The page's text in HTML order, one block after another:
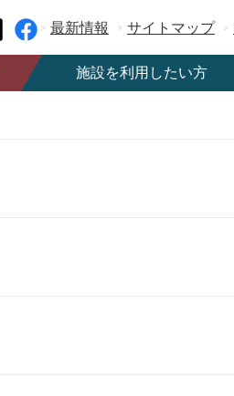
施設を利用したい方
フリーWi-Fi
最新情報 サイトマップ